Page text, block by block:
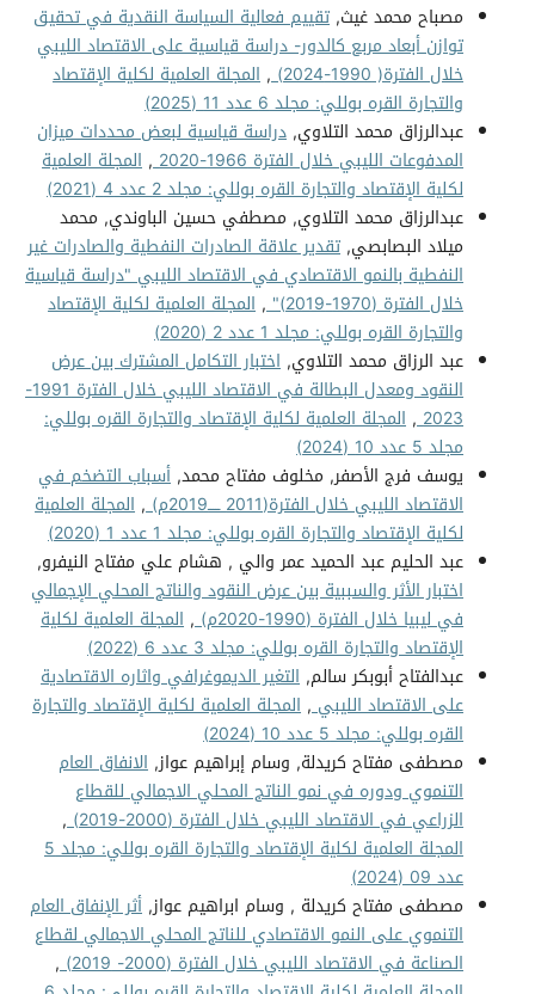
مصباح محمد غيث, تقييم فعالية السياسة النقدية في تحقيق
توازن أبعاد مربع كالدور- دراسة قياسية على الاقتصاد الليبي
خلال الفترة( 1990-2024)
, المجلة العلمية لكلية الإقتصاد
والتجارة القره بوللي: مجلد 6 عدد 11 (2025)
عبدالرزاق محمد التلاوي, دراسة قياسية لبعض محددات ميزان
المدفوعات الليبي خلال الفترة 1966-2020
, المجلة العلمية
لكلية الإقتصاد والتجارة القره بوللي: مجلد 2 عدد 4 (2021)
عبدالرزاق محمد التلاوي, مصطفي حسين الباوندي, محمد
ميلاد البصابصي, تقدير علاقة الصادرات النفطية والصادرات غير
النفطية بالنمو الاقتصادي في الاقتصاد الليبي "دراسة قياسية
خلال الفترة (1970-2019)"
, المجلة العلمية لكلية الإقتصاد
والتجارة القره بوللي: مجلد 1 عدد 2 (2020)
عبد الرزاق محمد التلاوي, اختبار التكامل المشترك بين عرض
النقود ومعدل البطالة في الاقتصاد الليبي خلال الفترة 1991-
2023
, المجلة العلمية لكلية الإقتصاد والتجارة القره بوللي:
مجلد 5 عدد 10 (2024)
يوسف فرج الأصفر, مخلوف مفتاح محمد, أسباب التضخم في
الاقتصاد الليبي خلال الفترة(2011 ـــــ2019م)
, المجلة العلمية
لكلية الإقتصاد والتجارة القره بوللي: مجلد 1 عدد 1 (2020)
عبد الحليم عبد الحميد عمر والي , هشام علي مفتاح النيفرو,
اختبار الأثر والسببية بين عرض النقود والناتج المحلي الإجمالي
في ليبيا خلال الفترة (1990-2020م)
, المجلة العلمية لكلية
الإقتصاد والتجارة القره بوللي: مجلد 3 عدد 6 (2022)
عبدالفتاح أبوبكر سالم, التغير الديموغرافي واثاره الاقتصادية
على الاقتصاد الليبي, المجلة العلمية لكلية الإقتصاد والتجارة
القره بوللي: مجلد 5 عدد 10 (2024)
مصطفى مفتاح كريدلة, وسام إبراهيم عواز, الانفاق العام
التنموي ودوره في نمو الناتج المحلي الاجمالي للقطاع
الزراعي في الاقتصاد الليبي خلال الفترة (2000-2019)
,
المجلة العلمية لكلية الإقتصاد والتجارة القره بوللي: مجلد 5
عدد 09 (2024)
مصطفى مفتاح كريدلة , وسام ابراهيم عواز, أثر الإنفاق العام
التنموي على النمو الاقتصادي للناتج المحلي الاجمالي لقطاع
الصناعة في الاقتصاد الليبي خلال الفترة (2000- 2019)
,